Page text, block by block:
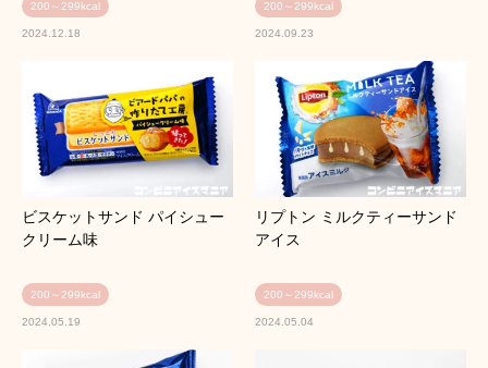
200～299kcal
2024.12.18
200～299kcal
2024.09.23
ビスケットサンド パイシュー
クリーム味
200～299kcal
2024.05.19
リプトン ミルクティーサンド
アイス
200～299kcal
2024.05.04